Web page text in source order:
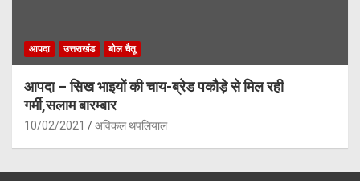
आपदा उत्तराखंड बोल चैतू
आपदा – सिख भाइयों की चाय-ब्रेड पकौड़े से मिल रही
गर्मी,सलाम बारम्बार
10/02/2021 अविकल थपलियाल